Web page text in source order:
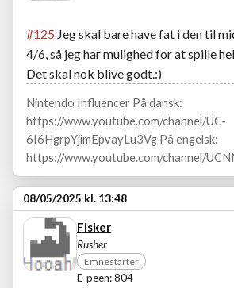
#125 Jeg skal bare have fat i den til
4/6, så jeg har mulighed for at spille
Det skal nok blive godt.:)
Nintendo Influencer På dansk:
https://www.youtube.com/channel/UC-
6I6HgrpYjimEpvayLu3Vg På engelsk:
https://www.youtube.com/channel/
08/05/2025 kl. 13:48
Fisker
Rusher
Emnestarter
E-peen: 804